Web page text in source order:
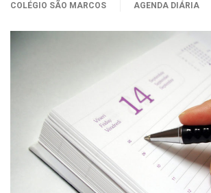
COLÉGIO SÃO MARCOS
AGENDA DIÁRIA